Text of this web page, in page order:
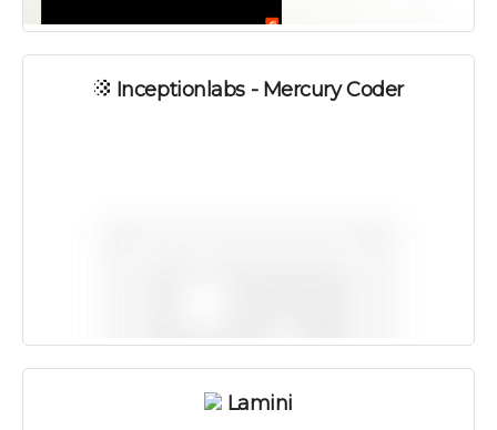
Inceptionlabs - Mercury Coder
Lamini